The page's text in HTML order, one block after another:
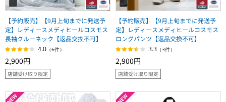
【予約販売】【9月上旬までに発送予
定】レディースメディヒールコスモス
長袖クルーネック【返品交換不可】
4.0 （6件）
2,900円
店舗受け取り限定
【予約販売】【9月上旬までに発送予
定】レディースメディヒールコスモス
ロングパンツ【返品交換不可】
3.3 （3件）
2,900円
店舗受け取り限定